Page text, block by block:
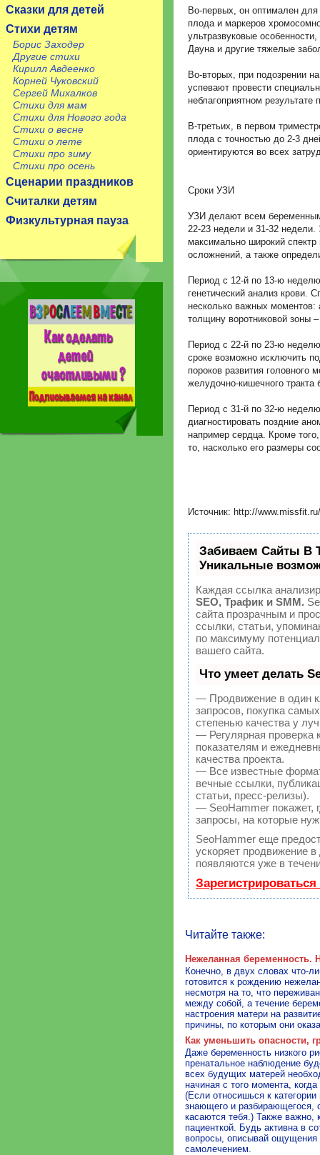
Сказки для детей
Стихи детям
Борис Заходер
Другие стихи
Кирилл Авдеенко
Корней Чуковский
Сергей Михалков
Стихи для мам
Стихи для Нового года
Стихи о весне
Стихи о лете
Стихи про зиму
Стихи про осень
Сценарии праздников
Считалки детям
Физкультурная пауза
Во-первых, он оптимален для
плода и маркеров
ультразвуковые
Дауна и другие тяжелые
Во-вторых, при подозрении
успевают провести
неблагоприятном результате
В-третьих, в первом
плода с точностью до 2-3
ориентируются во всех
Сроки УЗИ
УЗИ делают всем
22-23 недели и 31-32 недели.
максимально широкий
осложнений, а также
Период с 12-й по 13-ю
генетический анализ крови.
несколько важных моментов:
толщину воротниковой зоны
Период с 22-й по 23-ю
сроке возможно исключить
пороков развития головного
желудочно-кишечного тракта
Период с 31-й по 32-ю
диагностировать поздние
например сердца. Кроме
то, насколько его размеры
Источник: http://
Забиваем Сайты
Уникальные
Каждая ссылка
SEO, Трафик и SMM.
сайта прозрачным и
ссылки, статьи,
по максимуму
вашего сайта.
Что умеет делать
— Продвижение в один
запросов, покупка
степенью качества у
— Регулярная проверка
показателям и
качества проекта.
— Все известные
вечные ссылки,
статьи, пресс-релизы).
— SeoHammer покажет,
запросы, на которые
SeoHammer еще
ускоряет продвижение
появляются уже в
Читайте также:
Нежеланная беременность.
Конечно, в двух словах что-
готовится к рождению
несмотря на то, что
между собой, а течение
настроения матери на
причины, по которым они
Как уменьшить опасности,
Даже беременность низкого
пренатальное наблюдение
всех будущих матерей
начиная с того момента,
(Если относишься к
знающего и разбирающегося,
касаются тебя.) Также важно,
пациенткой. Будь активна в
вопросы, описывай ощущения
самолечением.